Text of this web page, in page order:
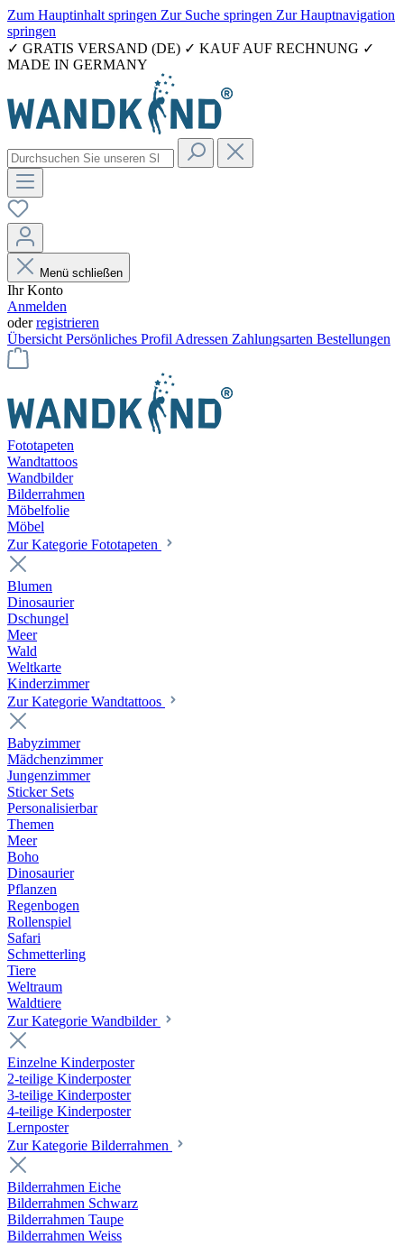
Zum Hauptinhalt springen Zur Suche springen Zur Hauptnavigation
springen
✓ GRATIS VERSAND (DE) ✓ KAUF AUF RECHNUNG ✓
MADE IN GERMANY
Menü schließen
Ihr Konto
Anmelden
oderregistrieren
Übersicht Persönliches Profil Adressen Zahlungsarten Bestellungen
Fototapeten
Wandtattoos
Wandbilder
Bilderrahmen
Möbelfolie
Möbel
Zur Kategorie Fototapeten
Blumen
Dinosaurier
Dschungel
Meer
Wald
Weltkarte
Kinderzimmer
Zur Kategorie Wandtattoos
Babyzimmer
Mädchenzimmer
Jungenzimmer
Sticker Sets
Personalisierbar
Themen
Meer
Boho
Dinosaurier
Pflanzen
Regenbogen
Rollenspiel
Safari
Schmetterling
Tiere
Weltraum
Waldtiere
Zur Kategorie Wandbilder
Einzelne Kinderposter
2-teilige Kinderposter
3-teilige Kinderposter
4-teilige Kinderposter
Lernposter
Zur Kategorie Bilderrahmen
Bilderrahmen Eiche
Bilderrahmen Schwarz
Bilderrahmen Taupe
Bilderrahmen Weiss